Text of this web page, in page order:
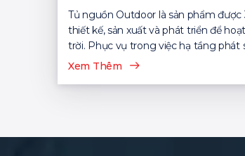
Tủ nguồn Outdoor là sản phẩm được
thiết kế, sản xuất và phát triển để
trời. Phục vụ trong việc hạ tầng phát
nhà mạng viễn thông...
Xem Thêm